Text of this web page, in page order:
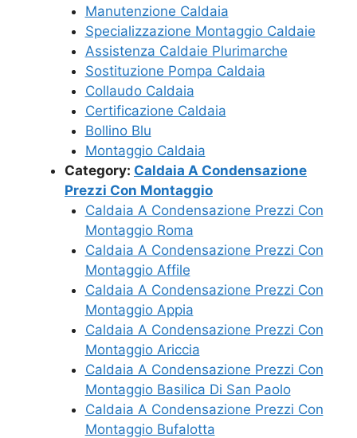
Manutenzione Caldaia
Specializzazione Montaggio Caldaie
Assistenza Caldaie Plurimarche
Sostituzione Pompa Caldaia
Collaudo Caldaia
Certificazione Caldaia
Bollino Blu
Montaggio Caldaia
Category: Caldaia A Condensazione
Prezzi Con Montaggio
Caldaia A Condensazione Prezzi Con
Montaggio Roma
Caldaia A Condensazione Prezzi Con
Montaggio Affile
Caldaia A Condensazione Prezzi Con
Montaggio Appia
Caldaia A Condensazione Prezzi Con
Montaggio Ariccia
Caldaia A Condensazione Prezzi Con
Montaggio Basilica Di San Paolo
Caldaia A Condensazione Prezzi Con
Montaggio Bufalotta